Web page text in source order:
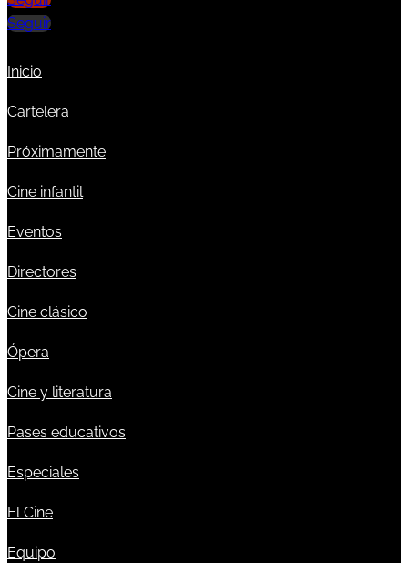
Seguir
Inicio
Cartelera
Próximamente
Cine infantil
Eventos
Directores
Cine clásico
Ópera
Cine y literatura
Pases educativos
Especiales
El Cine
Equipo